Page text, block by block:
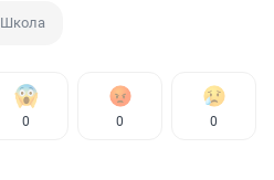
Школа
0 0 0